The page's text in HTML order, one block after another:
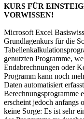
KURS FÜR
VORWISSEN!
Microsoft Excel
Grundlagenkurs für die
genutzten Programme,
Endabrechnungen oder
Programm kann noch
Daten automatisiert
Berechnungsprogramme
erscheint jedoch anfangs
keine Sorge: Es ist sehr